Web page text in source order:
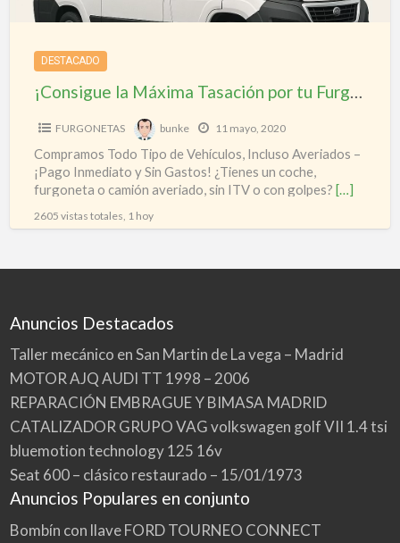
Mismo!
DESTACADO
¡Consigue la Máxima Tasación por tu Furgoneta Hoy Mismo!
FURGONETAS bunke 11 mayo, 2020
Compramos Todo Tipo de Vehículos, Incluso Averiados –
¡Pago Inmediato y Sin Gastos! ¿Tienes un coche,
furgoneta o camión averiado, sin ITV o con golpes? […]
2605 vistas totales, 1 hoy
Anuncios Destacados
Taller mecánico en San Martin de La vega – Madrid
MOTOR AJQ AUDI TT 1998 – 2006
REPARACIÓN EMBRAGUE Y BIMASA MADRID
CATALIZADOR GRUPO VAG volkswagen golf VII 1.4 tsi
bluemotion technology 125 16v
Seat 600 – clásico restaurado – 15/01/1973
Anuncios Populares en conjunto
Bombín con llave FORD TOURNEO CONNECT